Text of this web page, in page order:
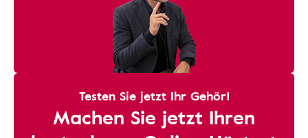
Testen Sie jetzt Ihr Gehör!
Machen Sie jetzt Ihren